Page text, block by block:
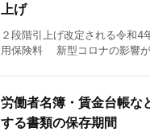
上げ
２段階引上げ改定される令和4
用保険料 新型コロナの影響
労働者名簿・賃金台帳な
する書類の保存期間